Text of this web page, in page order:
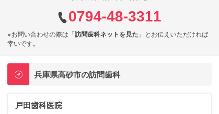
0794-48-3311
※お問い合わせの際は「訪問歯科ネットを見た 」とお伝えいただければ
幸いです。
兵庫県高砂市の訪問歯科
戸田歯科医院